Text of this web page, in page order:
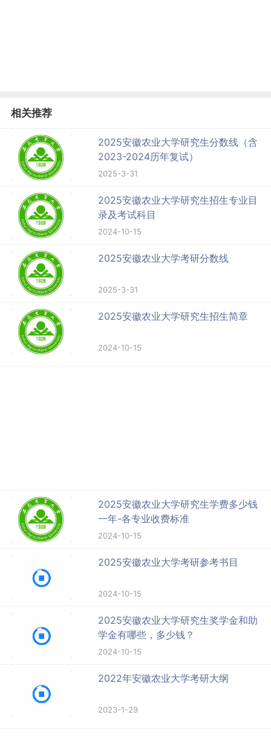
相关推荐
2025安徽农业大学研究生分数线（含
2023-2024历年复试）
2025-3-31
2025安徽农业大学研究生招生专业目
录及考试科目
2024-10-15
2025安徽农业大学考研分数线
2025-3-31
2025安徽农业大学研究生招生简章
2024-10-15
2025安徽农业大学研究生学费多少钱
一年-各专业收费标准
2024-10-15
2025安徽农业大学考研参考书目
2024-10-15
2025安徽农业大学研究生奖学金和助
学金有哪些，多少钱？
2024-10-15
2022年安徽农业大学考研大纲
2023-1-29